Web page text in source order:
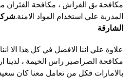
مكافحة بق الفراش ، مكافحة الفئران
المدربة علي استخدام المواد الامنة.
الشارقة
علاوة علي اننا الافضل في كل هذا الا
مكافحة الصراصير راس الخيمة ، لدينا
بالامارات فكل من تعامل معنا كان سعيدا